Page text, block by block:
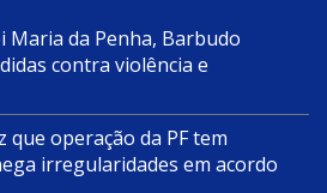
Maria da Penha, Barbudo
contra violência e
que operação da PF tem
irregularidades em acordo